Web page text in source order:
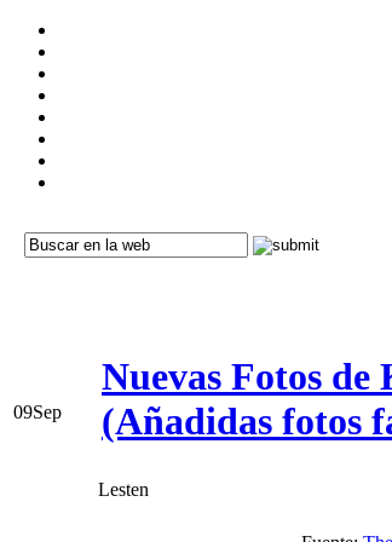
09Sep
Nuevas Fotos
(Añadidas fotos
Lesten